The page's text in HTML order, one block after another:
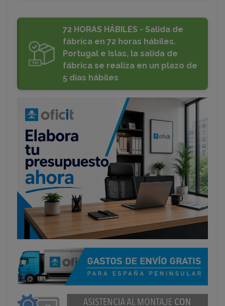
72 HORAS HÁBILES - Salida de
fábrica en 72 horas hábiles.
Portugal e Islas, la salida de
fábrica se realiza en un plazo de
5 días hábiles